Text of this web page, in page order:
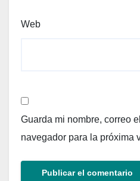
Web
Guarda mi nombre, correo
navegador para la próxima